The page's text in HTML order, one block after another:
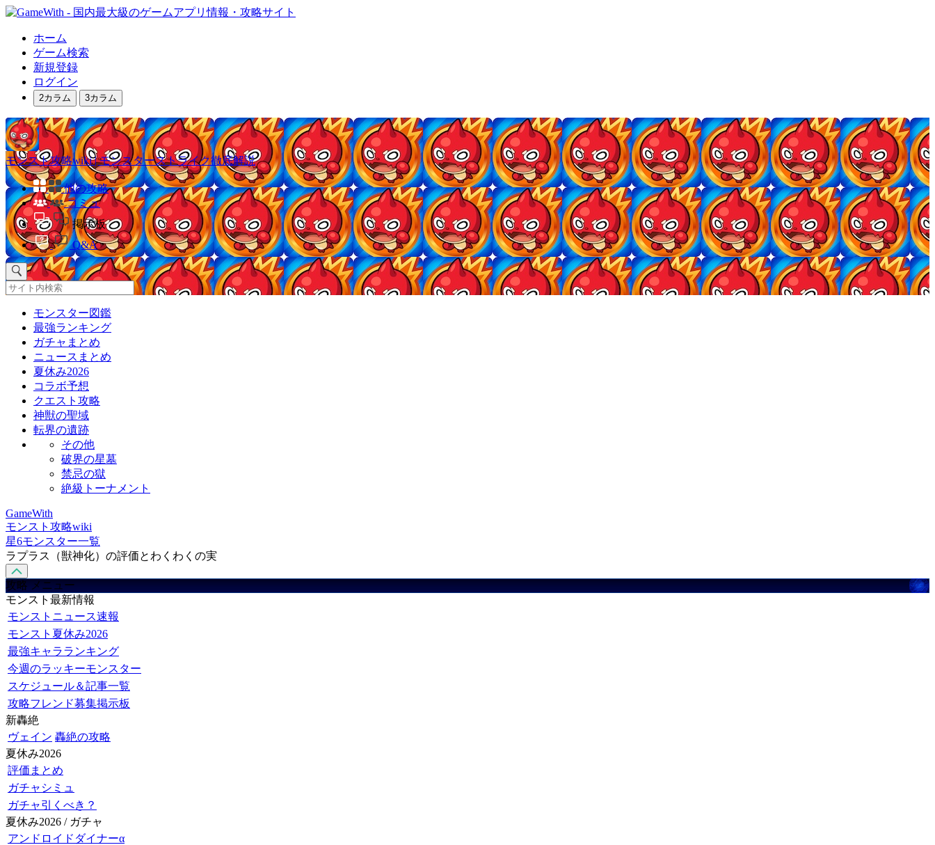
ホーム
ゲーム検索
新規登録
ログイン
2カラム 3カラム
モンスト攻略wiki | モンスターストライク徹底解説
他の攻略
コミュ
掲示板
Q&A
モンスター図鑑
最強ランキング
ガチャまとめ
ニュースまとめ
夏休み2026
コラボ予想
クエスト攻略
神獣の聖域
転界の遺跡
その他
破界の星墓
禁忌の獄
絶級トーナメント
GameWith
モンスト攻略wiki
星6モンスター一覧
ラプラス（獣神化）の評価とわくわくの実
攻略 メニュー
モンスト最新情報
モンストニュース速報
モンスト夏休み2026
最強キャラランキング
今週のラッキーモンスター
スケジュール＆記事一覧
攻略フレンド募集掲示板
新轟絶
ヴェイン 轟絶の攻略
夏休み2026
評価まとめ
ガチャシミュ
ガチャ引くべき？
夏休み2026 / ガチャ
アンドロイドダイナーα